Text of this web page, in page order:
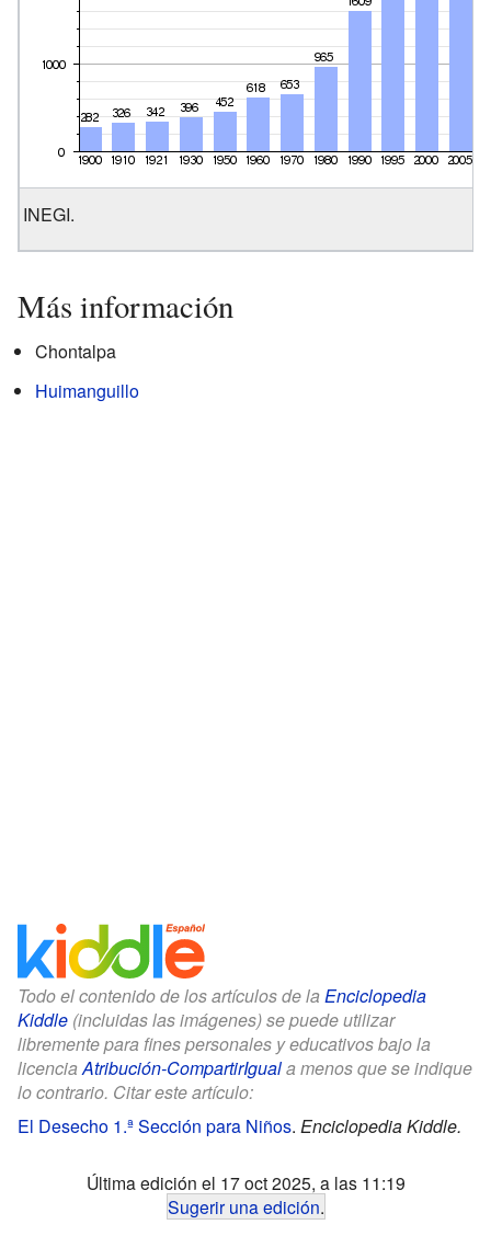
INEGI.
Más información
Chontalpa
Huimanguillo
Todo el contenido de los artículos de la Enciclopedia
Kiddle (incluidas las imágenes) se puede utilizar
libremente para fines personales y educativos bajo la
licencia Atribución-CompartirIguala menos que se indique
lo contrario. Citar este artículo:
El Desecho 1.ª Sección para Niños. Enciclopedia Kiddle.
Última edición el 17 oct 2025, a las 11:19
Sugerir una edición.